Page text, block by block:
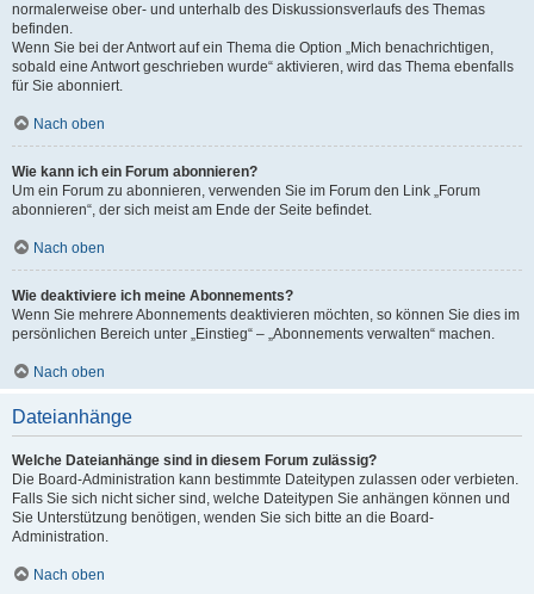
normalerweise ober- und unterhalb des Diskussionsverlaufs des Themas
befinden.
Wenn Sie bei der Antwort auf ein Thema die Option „Mich benachrichtigen,
sobald eine Antwort geschrieben wurde“ aktivieren, wird das Thema ebenfalls
für Sie abonniert.
Nach oben
Wie kann ich ein Forum abonnieren?
Um ein Forum zu abonnieren, verwenden Sie im Forum den Link „Forum
abonnieren“, der sich meist am Ende der Seite befindet.
Nach oben
Wie deaktiviere ich meine Abonnements?
Wenn Sie mehrere Abonnements deaktivieren möchten, so können Sie dies im
persönlichen Bereich unter „Einstieg“ – „Abonnements verwalten“ machen.
Nach oben
Dateianhänge
Welche Dateianhänge sind in diesem Forum zulässig?
Die Board-Administration kann bestimmte Dateitypen zulassen oder verbieten.
Falls Sie sich nicht sicher sind, welche Dateitypen Sie anhängen können und
Sie Unterstützung benötigen, wenden Sie sich bitte an die Board-
Administration.
Nach oben